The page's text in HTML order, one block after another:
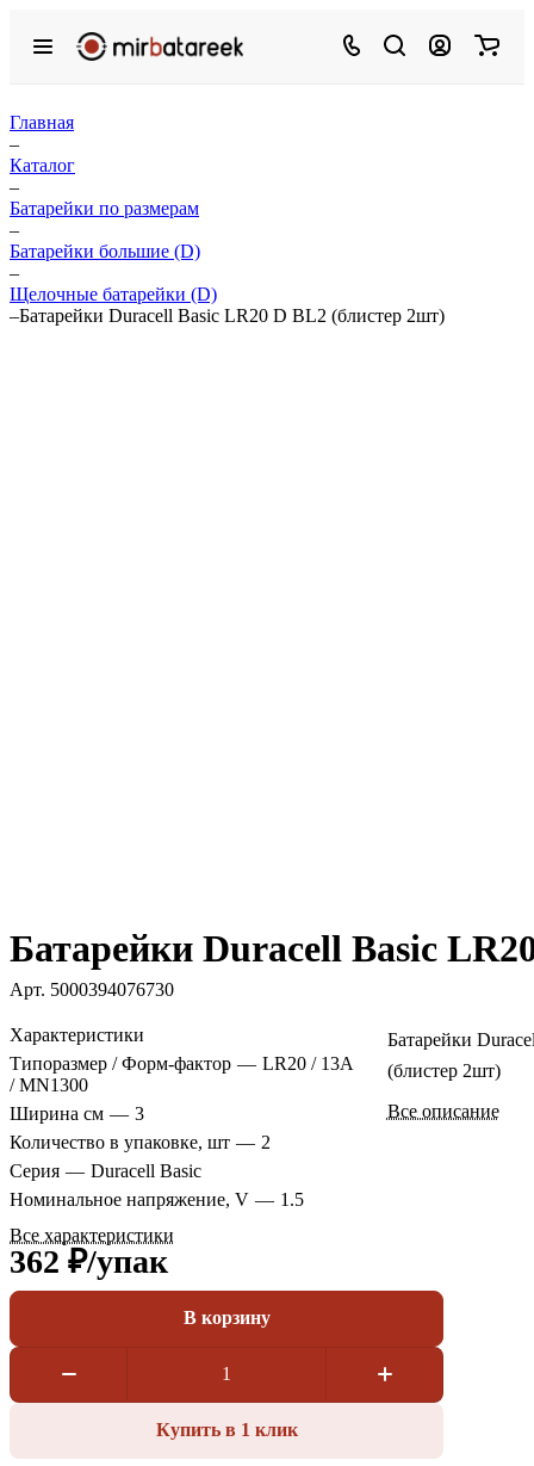
Главная
–
Каталог
–
Батарейки по размерам
–
Батарейки большие (D)
–
Щелочные батарейки (D)
–Батарейки Duracell Basic LR20 D BL2 (блистер 2шт)
Батарейки Duracell Basic
Арт. 5000394076730
Характеристики
Типоразмер / Форм-фактор — LR20 / 13A
/ MN1300
Ширина см — 3
Количество в упаковке, шт — 2
Серия — Duracell Basic
Номинальное напряжение, V — 1.5
Все характеристики
Батарейки
(блистер 2шт)
Все описание
362 ₽/упак
В корзину
Купить в 1 клик